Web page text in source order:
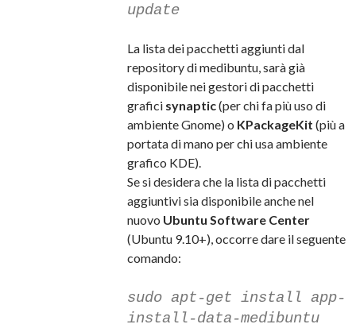
update
La lista dei pacchetti aggiunti dal
repository di medibuntu, sarà già
disponibile nei gestori di pacchetti
grafici synaptic(per chi fa più uso di
ambiente Gnome) o KPackageKit (più a
portata di mano per chi usa ambiente
grafico KDE).
Se si desidera che la lista di pacchetti
aggiuntivi sia disponibile anche nel
nuovo Ubuntu Software Center
(Ubuntu 9.10+), occorre dare il seguente
comando:
sudo apt-get install app-
install-data-medibuntu